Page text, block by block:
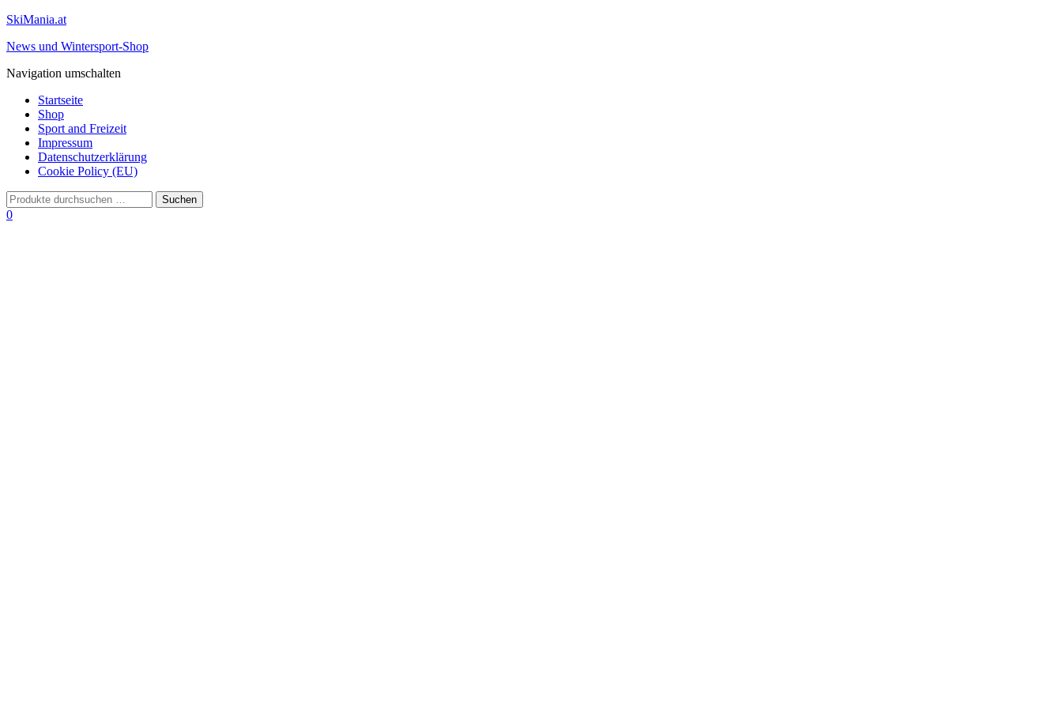
SkiMania.at
News und Wintersport-Shop
Navigation umschalten
Startseite
Shop
Sport and Freizeit
Impressum
Datenschutzerklärung
Cookie Policy (EU)
0